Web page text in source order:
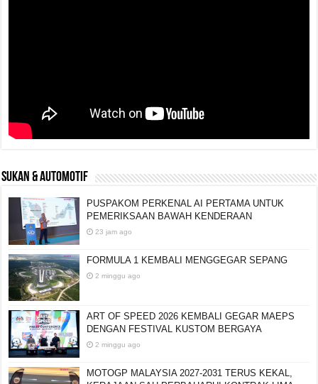
SUKAN & AUTOMOTIF
PUSPAKOM PERKENAL AI PERTAMA UNTUK
PEMERIKSAAN BAWAH KENDERAAN
23 jam ago
FORMULA 1 KEMBALI MENGGEGAR SEPANG
2 minggu ago
ART OF SPEED 2026 KEMBALI GEGAR MAEPS
DENGAN FESTIVAL KUSTOM BERGAYA
2 minggu ago
MOTOGP MALAYSIA 2027-2031 TERUS KEKAL,